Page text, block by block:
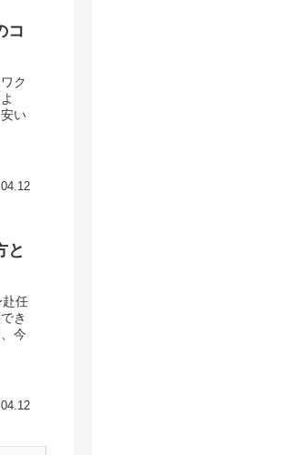
コ
ク
い
と
赴任
き
今